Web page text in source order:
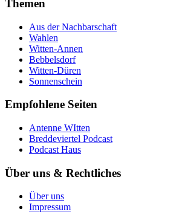
Themen
Aus der Nachbarschaft
Wahlen
Witten-Annen
Bebbelsdorf
Witten-Düren
Sonnenschein
Empfohlene Seiten
Antenne WItten
Breddeviertel Podcast
Podcast Haus
Über uns & Rechtliches
Über uns
Impressum